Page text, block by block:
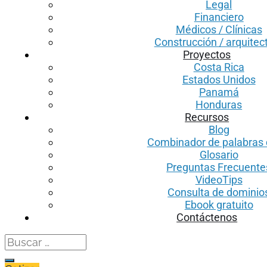
Legal
Financiero
Médicos / Clínicas
Construcción /
Proyectos
Costa Rica
Estados Unidos
Panamá
Honduras
Recursos
Blog
Combinador de palabras
Glosario
Preguntas
VideoTips
Consulta de
Ebook gratuito
Contáctenos
Search
for: